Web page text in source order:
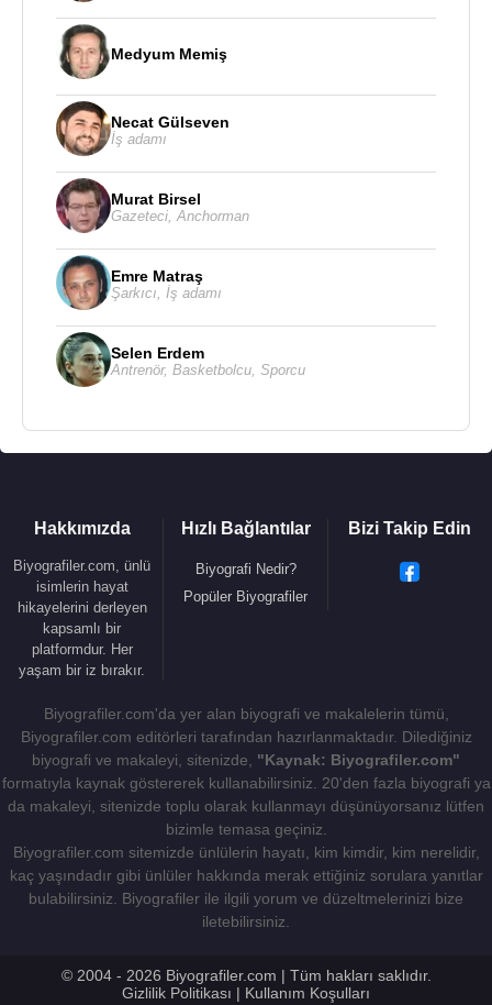
Medyum Memiş
Necat Gülseven
İş adamı
Murat Birsel
Gazeteci,Anchorman
Emre Matraş
Şarkıcı, İş adamı
Selen Erdem
Antrenör, Basketbolcu, Sporcu
Hakkımızda
Biyografiler.com, ünlü
isimlerin hayat
hikayelerini derleyen
kapsamlı bir
platformdur. Her
yaşam bir iz bırakır.
Hızlı Bağlantılar
Biyografi Nedir?
Popüler Biyografiler
Bizi Takip Edin
Biyografiler.com'da yer alan biyografi ve makalelerin tümü,
Biyografiler.com editörleri tarafından hazırlanmaktadır. Dilediğiniz
biyografi ve makaleyi, sitenizde, "Kaynak: Biyografiler.com"
formatıyla kaynak göstererek kullanabilirsiniz. 20'den fazla biyografi ya
da makaleyi, sitenizde toplu olarak kullanmayı düşünüyorsanız lütfen
bizimle temasa geçiniz.
Biyografiler.com sitemizde ünlülerin hayatı, kim kimdir, kim nerelidir,
kaç yaşındadır gibi ünlüler hakkında merak ettiğiniz sorulara yanıtlar
bulabilirsiniz. Biyografiler ile ilgili yorum ve düzeltmelerinizi bize
iletebilirsiniz.
© 2004 - 2026 Biyografiler.com | Tüm hakları saklıdır.
Gizlilik Politikası | Kullanım Koşulları